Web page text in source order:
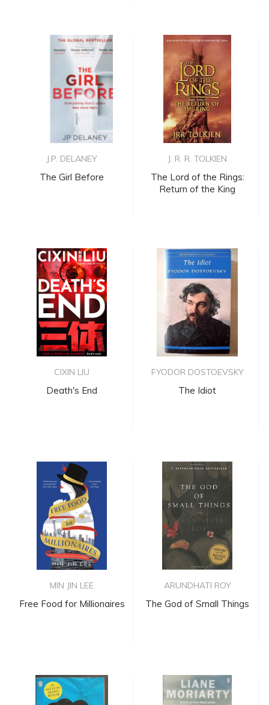
J.P. DELANEY
The Girl Before
J. R. R. TOLKIEN
The Lord of the Rings:
Return of the King
CIXIN LIU
Death's End
FYODOR DOSTOEVSKY
The Idiot
MIN JIN LEE
Free Food for Millionaires
ARUNDHATI ROY
The God of Small Things